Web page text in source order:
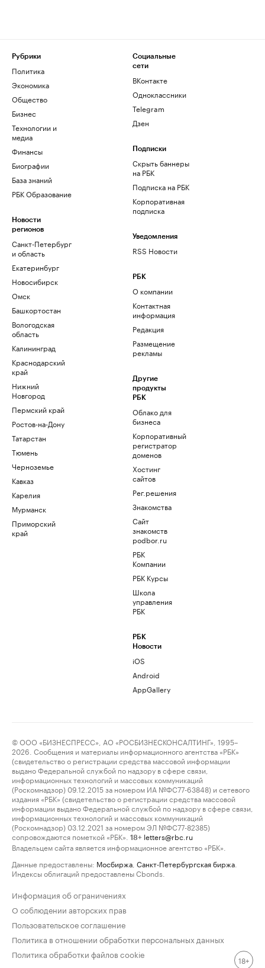
Рубрики
Политика
Экономика
Общество
Бизнес
Технологии и
медиа
Финансы
Биографии
База знаний
РБК Образование
Новости
регионов
Санкт-Петербург
и область
Екатеринбург
Новосибирск
Омск
Башкортостан
Вологодская
область
Калининград
Краснодарский
край
Нижний
Новгород
Пермский край
Ростов-на-Дону
Татарстан
Тюмень
Черноземье
Кавказ
Карелия
Мурманск
Приморский
край
Социальные
сети
ВКонтакте
Одноклассники
Telegram
Дзен
Подписки
Скрыть баннеры
на РБК
Подписка на РБК
Корпоративная
подписка
Уведомления
RSS Новости
РБК
О компании
Контактная
информация
Редакция
Размещение
рекламы
Другие
продукты
РБК
Облако для
бизнеса
Корпоративный
регистратор
доменов
Хостинг
сайтов
Рег.решения
Знакомства
Сайт
знакомств
podbor.ru
РБК
Компании
РБК Курсы
Школа
управления
РБК
РБК
Новости
iOS
Android
AppGallery
© ООО «БИЗНЕСПРЕСС», АО «РОСБИЗНЕСКОНСАЛТИНГ», 1995–
2026. Сообщения и материалы информационного агентства «РБК»
(свидетельство о регистрации средства массовой информации
выдано Федеральной службой по надзору в сфере связи,
информационных технологий и массовых коммуникаций
(Роскомнадзор) 09.12.2015 за номером ИА №ФС77-63848) и сетевого
издания «РБК» (свидетельство о регистрации средства массовой
информации выдано Федеральной службой по надзору в сфере связи,
информационных технологий и массовых коммуникаций
(Роскомнадзор) 03.12.2021 за номером ЭЛ №ФС77-82385)
сопровождаются пометкой «РБК».
18+ letters@rbc.ru
Владельцем сайта является информационное агентство «РБК».
Данные предоставлены: Мосбиржа Санкт-Петербургская биржа
Индексы облигаций предоставлены Cbonds.
Информация об ограничениях
О соблюдении авторских прав
Пользовательское соглашение
Политика в отношении обработки персональных данных
Политика обработки файлов cookie
18+